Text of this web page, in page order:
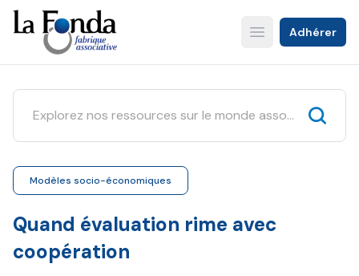
Aller
au
contenu
principal
Open main menu
Adhérer
Modèles socio-économiques
Quand évaluation rime avec
coopération